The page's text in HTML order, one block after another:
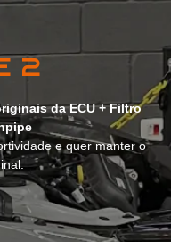
2
da ECU + Filtro
e quer manter o